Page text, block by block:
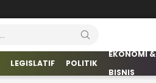
LEGISLATIF POLITIK
EKONOMI &
BISNIS